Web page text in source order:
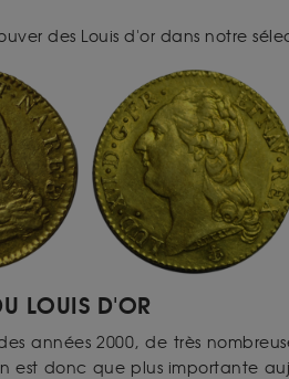
des Louis d'or dans notre
LOUIS D'OR
années 2000, de très
est donc que plus importante